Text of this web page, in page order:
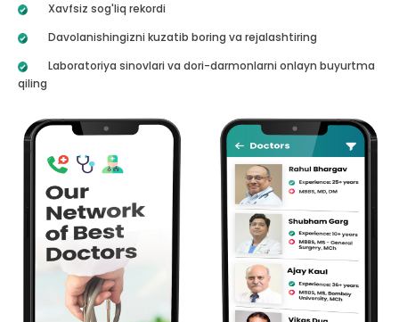
Xavfsiz sog'liq rekordi
Davolanishingizni kuzatib boring va rejalashtiring
Laboratoriya sinovlari va dori-darmonlarni onlayn buyurtma
qiling